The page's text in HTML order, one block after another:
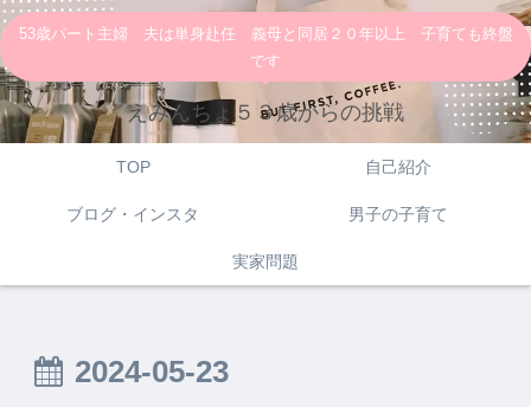
53歳パート主婦 夫は単身赴任 義母と同居２０年以上 子育ても終盤
です
えみんちょ５３歳からの挑戦
TOP 自己紹介
ブログ・インスタ 男子の子育て
実家問題
2024-05-23